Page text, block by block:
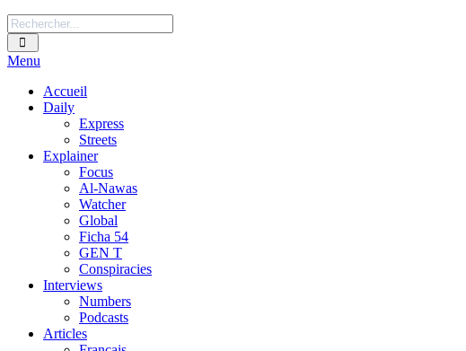
Menu
Accueil
Daily
Express
Streets
Explainer
Focus
Al-Nawas
Watcher
Global
Ficha 54
GEN T
Conspiracies
Interviews
Numbers
Podcasts
Articles